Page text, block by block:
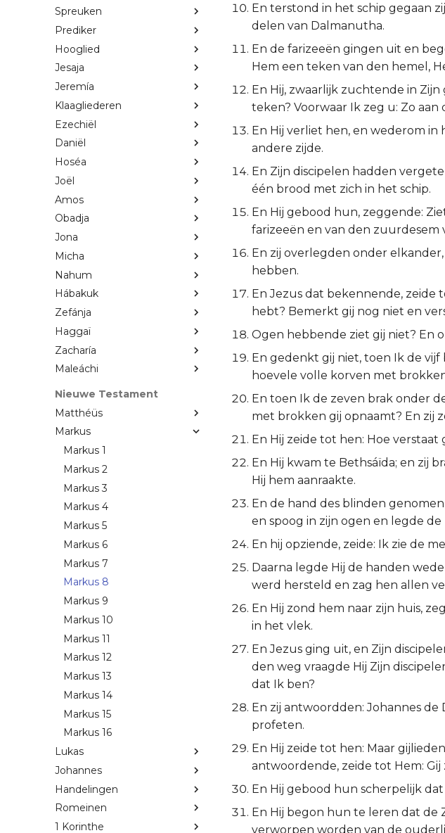
Spreuken
Prediker
Hooglied
Jesaja
Jeremía
Klaagliederen
Ezechiël
Daniël
Hoséa
Joël
Amos
Obadja
Jona
Micha
Nahum
Hábakuk
Zefánja
Haggaï
Zacharía
Maleáchi
Nieuwe Testament
Matthéüs
Markus
Markus 1
Markus 2
Markus 3
Markus 4
Markus 5
Markus 6
Markus 7
Markus 8
Markus 9
Markus 10
Markus 11
Markus 12
Markus 13
Markus 14
Markus 15
Markus 16
Lukas
Johannes
Handelingen
Romeinen
1 Korinthe
En terstond in het schip gegaan
delen van Dalmanutha.
En de farizeeën gingen uit en
Hem een teken van den hemel,
En Hij, zwaarlijk zuchtende in
teken? Voorwaar Ik zeg u: Zo
En Hij verliet hen, en wederom in
andere zijde.
En Zijn discipelen hadden
één brood met zich in het schip.
En Hij gebood hun, zeggende:
farizeeën en van den zuurdesem
En zij overlegden onder
hebben.
En Jezus dat bekennende, zeide
hebt? Bemerkt gij nog niet en
Ogen hebbende ziet gij niet? En
En gedenkt gij niet, toen Ik de
hoevele volle korven met
En toen Ik de zeven brak onder
met brokken gij opnaamt? En zij
En Hij zeide tot hen: Hoe verstaat
En Hij kwam te Bethsáïda; en zij
Hij hem aanraakte.
En de hand des blinden
en spoog in zijn ogen en legde
En hij opziende, zeide: Ik zie de
Daarna legde Hij de handen
werd hersteld en zag hen allen
En Hij zond hem naar zijn huis,
in het vlek.
En Jezus ging uit, en Zijn
den weg vraagde Hij Zijn
dat Ik ben?
En zij antwoordden: Johannes de
profeten.
En Hij zeide tot hen: Maar
antwoordende, zeide tot Hem: Gij
En Hij gebood hun scherpelijk
En Hij begon hun te leren dat de
verworpen worden van de